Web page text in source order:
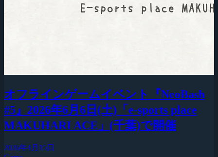
オフラインゲームイベント『NeoBash
#5』2026年6月6日(土)「e-sports place
MAKUHARI ACE」(千葉)で開催
2026年4月15日